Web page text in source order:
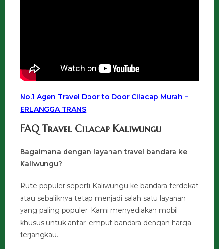
No.1 Agen Travel Door to Door Cilacap Murah –
ERLANGGA TRANS
FAQ Travel Cilacap Kaliwungu
Bagaimana dengan layanan travel bandara ke
Kaliwungu?
Rute populer seperti Kaliwungu ke bandara terdekat
atau sebaliknya tetap menjadi salah satu layanan
yang paling populer. Kami menyediakan mobil
khusus untuk antar jemput bandara dengan harga
terjangkau.